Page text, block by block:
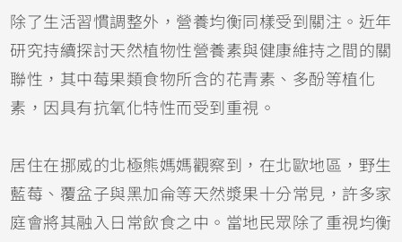
除了生活習慣調整外，營養均衡同樣受到關注。近年
研究持續探討天然植物性營養素與健康維持之間的關
聯性，其中莓果類食物所含的花青素、多酚等植化
素，因具有抗氧化特性而受到重視。
居住在挪威的北極熊媽媽觀察到，在北歐地區，野生
藍莓、覆盆子與黑加侖等天然漿果十分常見，許多家
庭會將其融入日常飲食之中。當地民眾除了重視均衡